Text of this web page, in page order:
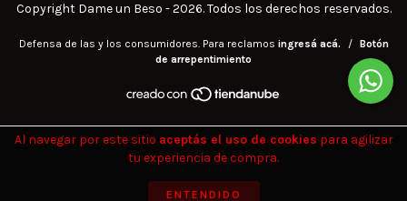
Al navegar por este sitio aceptás el uso de cookies para agilizar
tu experiencia de compra.
ENTENDIDO
Copyright Dame un Beso - 2026. Todos los derechos reservados.
Defensa de las y los consumidores. Para reclamos ingresá acá. /
Botón
de arrepentimiento